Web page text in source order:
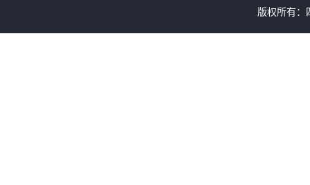
版权所有：